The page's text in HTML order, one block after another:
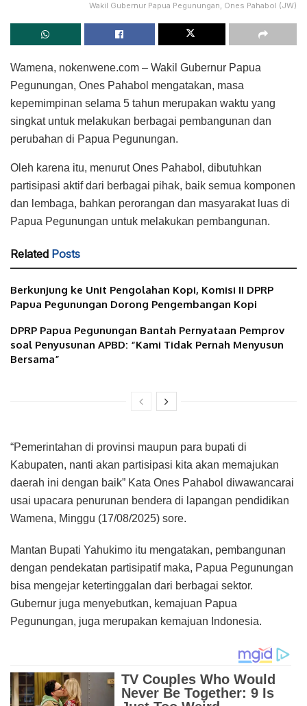
Wakil Gubernur Papua Pegunungan, Ones Pahabol (JW)
Wamena, nokenwene.com – Wakil Gubernur Papua
Pegunungan, Ones Pahabol mengatakan, masa
kepemimpinan selama 5 tahun merupakan waktu yang
singkat untuk melakukan berbagai pembangunan dan
perubahan di Papua Pegunungan.
Oleh karena itu, menurut Ones Pahabol, dibutuhkan
partisipasi aktif dari berbagai pihak, baik semua komponen
dan lembaga, bahkan perorangan dan masyarakat luas di
Papua Pegunungan untuk melakukan pembangunan.
Related Posts
Berkunjung ke Unit Pengolahan Kopi, Komisi II DPRP
Papua Pegunungan Dorong Pengembangan Kopi
DPRP Papua Pegunungan Bantah Pernyataan Pemprov
soal Penyusunan APBD: “Kami Tidak Pernah Menyusun
Bersama”
“Pemerintahan di provinsi maupun para bupati di
Kabupaten, nanti akan partisipasi kita akan memajukan
daerah ini dengan baik” Kata Ones Pahabol diwawancarai
usai upacara penurunan bendera di lapangan pendidikan
Wamena, Minggu (17/08/2025) sore.
Mantan Bupati Yahukimo itu mengatakan, pembangunan
dengan pendekatan partisipatif maka, Papua Pegunungan
bisa mengejar ketertinggalan dari berbagai sektor.
Gubernur juga menyebutkan, kemajuan Papua
Pegunungan, juga merupakan kemajuan Indonesia.